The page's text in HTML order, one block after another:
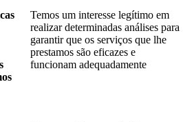
Temos um interesse legítimo em
realizar determinadas análises para
garantir que os serviços que lhe
prestamos são eficazes e
funcionam adequadamente